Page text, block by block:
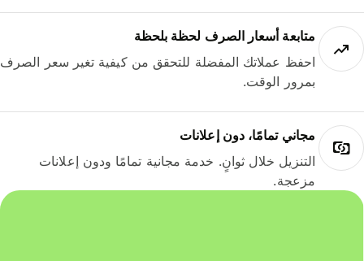
متابعة أسعار الصرف لحظة بلحظة
احفظ عملاتك المفضلة للتحقق من كيفية تغير سعر الصرف
بمرور الوقت.
مجاني تمامًا، دون إعلانات
التنزيل خلال ثوانٍ. خدمة مجانية تمامًا ودون إعلانات
مزعجة.